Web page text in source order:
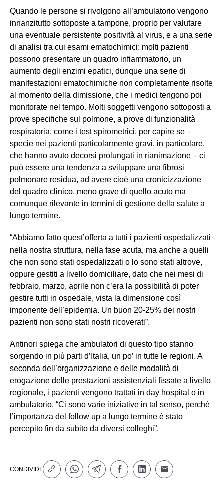
Quando le persone si rivolgono all’ambulatorio vengono
innanzitutto sottoposte a tampone, proprio per valutare
una eventuale persistente positività al virus, e a una serie
di analisi tra cui esami ematochimici: molti pazienti
possono presentare un quadro infiammatorio, un
aumento degli enzimi epatici, dunque una serie di
manifestazioni ematochimiche non completamente risolte
al momento della dimissione, che i medici tengono poi
monitorate nel tempo. Molti soggetti vengono sottoposti a
prove specifiche sul polmone, a prove di funzionalità
respiratoria, come i test spirometrici, per capire se –
specie nei pazienti particolarmente gravi, in particolare,
che hanno avuto decorsi prolungati in rianimazione – ci
può essere una tendenza a sviluppare una fibrosi
polmonare residua, ad avere cioè una cronicizzazione
del quadro clinico, meno grave di quello acuto ma
comunque rilevante in termini di gestione della salute a
lungo termine.
“Abbiamo fatto quest’offerta a tutti i pazienti ospedalizzati
nella nostra struttura, nella fase acuta, ma anche a quelli
che non sono stati ospedalizzati o lo sono stati altrove,
oppure gestiti a livello domiciliare, dato che nei mesi di
febbraio, marzo, aprile non c’era la possibilità di poter
gestire tutti in ospedale, vista la dimensione così
imponente dell’epidemia. Un buon 20-25% dei nostri
pazienti non sono stati nostri ricoverati”.
Antinori spiega che ambulatori di questo tipo stanno
sorgendo in più parti d’Italia, un po’ in tutte le regioni. A
seconda dell’organizzazione e delle modalità di
erogazione delle prestazioni assistenziali fissate a livello
regionale, i pazienti vengono trattati in day hospital o in
ambulatorio. “Ci sono varie iniziative in tal senso, perché
l’importanza del follow up a lungo termine è stato
percepito fin da subito da diversi colleghi”.
CONDIVIDI